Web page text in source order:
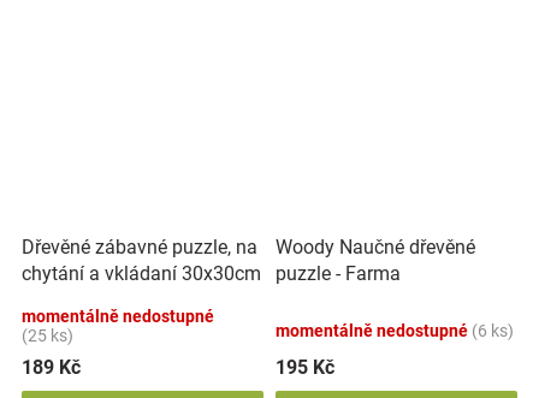
Dřevěné zábavné puzzle, na
chytání a vkládaní 30x30cm
momentálně nedostupné
(25 ks)
189 Kč
Woody Naučné dřevěné
puzzle - Farma
momentálně nedostupné (6 ks)
195 Kč